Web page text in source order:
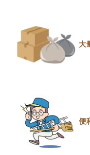
大
便